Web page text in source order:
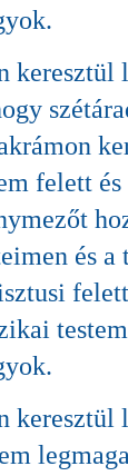
keresztül
felett
és
keresztül